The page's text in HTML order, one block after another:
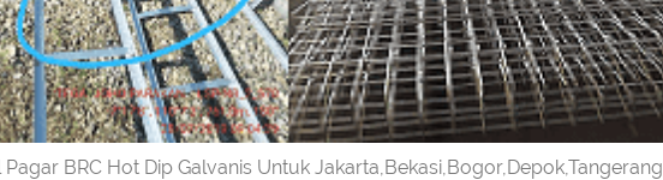
Pagar BRC Hot Dip Galvanis Untuk Jakarta,Bekasi,Bogor,Depok,Tangerang